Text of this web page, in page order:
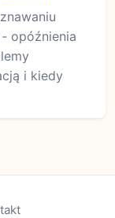
opóźnienia
i kiedy